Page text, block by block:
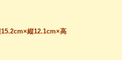
縦12.1cm×高